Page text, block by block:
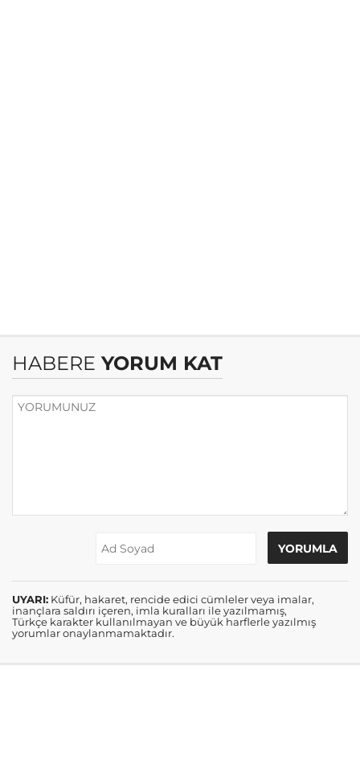
HABERE YORUM KAT
UYARI: Küfür, hakaret, rencide edici cümleler veya imalar,
inançlara saldırı içeren, imla kuralları ile yazılmamış,
Türkçe karakter kullanılmayan ve büyük harflerle yazılmış
yorumlar onaylanmamaktadır.